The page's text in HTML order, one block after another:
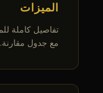
الميزات
مع جدول مقارنة.